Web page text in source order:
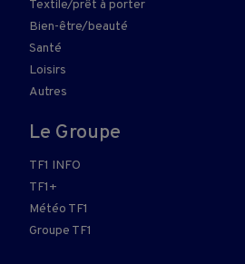
Textile/prêt à porter
Bien-être/beauté
Santé
Loisirs
Autres
Le Groupe
TF1 INFO
TF1+
Météo TF1
Groupe TF1